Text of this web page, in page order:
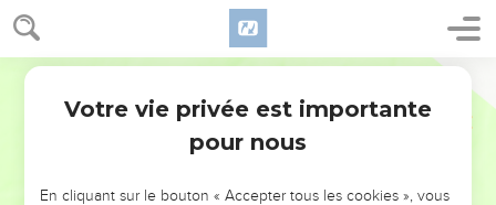
NE MANQUEZ PAS L’ÉVÉNEMENT
Votre vie privée est importante
pour nous
En cliquant sur le bouton « Accepter tous les cookies », vous